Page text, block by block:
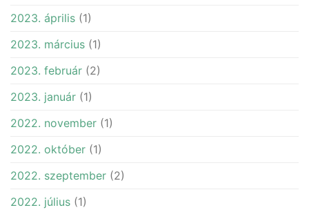
2023. április (1)
2023. március (1)
2023. február (2)
2023. január (1)
2022. november (1)
2022. október (1)
2022. szeptember (2)
2022. július (1)